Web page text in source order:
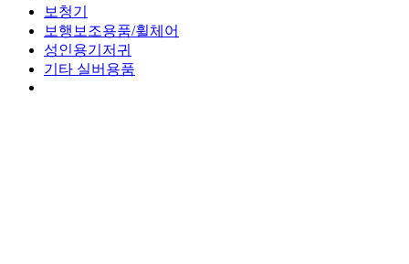
보청기
보행보조용품/휠체어
성인용기저귀
기타 실버용품